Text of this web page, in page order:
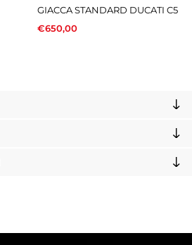
GIACCA STANDARD DUCATI C5
€650,00